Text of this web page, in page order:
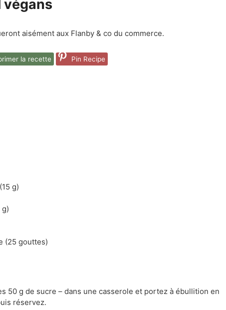
végans
aisément aux Flanby & co du commerce.
la recette Pin Recipe
g)
g)
(25 gouttes)
50 g de sucre – dans une casserole et portez à ébullition en
réservez.